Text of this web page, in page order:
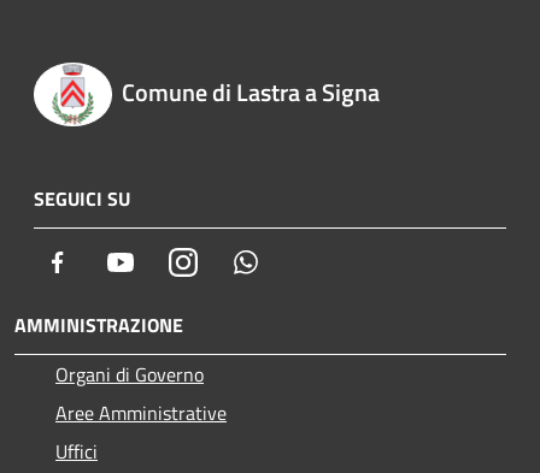
Comune di Lastra a Signa
SEGUICI SU
Facebook YoutubeInstagram
AMMINISTRAZIONE
Organi di Governo
Aree Amministrative
Uffici